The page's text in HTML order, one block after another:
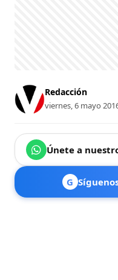
Redacción
viernes, 6 mayo
Únete a
G